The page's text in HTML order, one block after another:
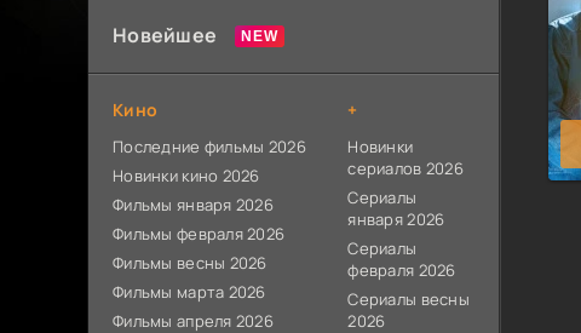
Новейшее
Кино
Последние фильмы 2026
Новинки кино 2026
Фильмы января 2026
Фильмы февраля 2026
Фильмы весны 2026
Фильмы марта 2026
Фильмы апреля 2026
+
Новинки
сериалов 2026
Сериалы
января 2026
Сериалы
февраля 2026
Сериалы весны
2026